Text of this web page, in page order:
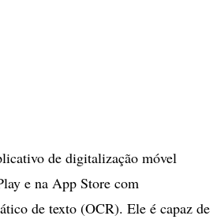
de digitalização móvel
e na App Store com
de texto (OCR). Ele é capaz de